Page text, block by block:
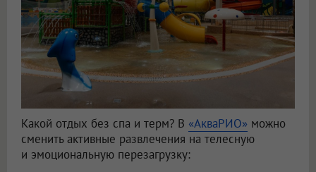
Какой отдых без спа и терм? В «АкваРИО» можно
сменить активные развлечения на телесную
и эмоциональную перезагрузку: